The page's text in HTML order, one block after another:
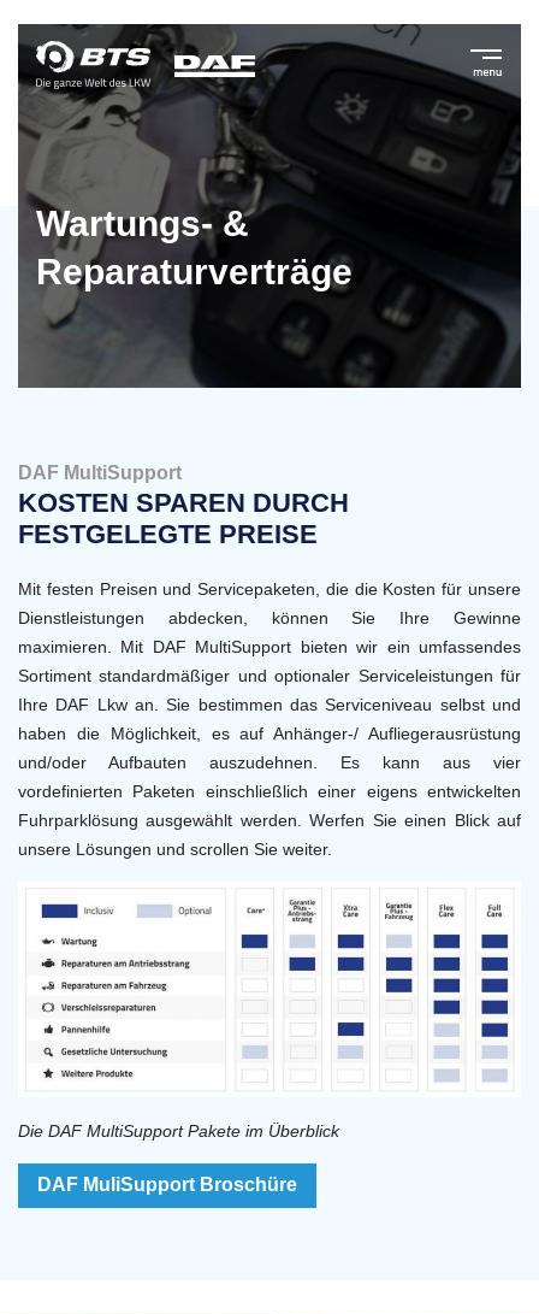
Wartungs- &
Reparaturverträge
DAF MultiSupport
KOSTEN SPAREN DURCH
FESTGELEGTE PREISE
Mit festen Preisen und Servicepaketen, die die Kosten für unsere
Dienstleistungen abdecken, können Sie Ihre Gewinne
maximieren. Mit DAF MultiSupport bieten wir ein umfassendes
Sortiment standardmäßiger und optionaler Serviceleistungen für
Ihre DAF Lkw an. Sie bestimmen das Serviceniveau selbst und
haben die Möglichkeit, es auf Anhänger-/ Aufliegerausrüstung
und/oder Aufbauten auszudehnen. Es kann aus vier
vordefinierten Paketen einschließlich einer eigens entwickelten
Fuhrparklösung ausgewählt werden. Werfen Sie einen Blick auf
unsere Lösungen und scrollen Sie weiter.
Die DAF MultiSupport Pakete im Überblick
DAF MuliSupport Broschüre